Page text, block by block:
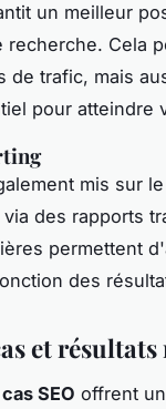
un meilleur
recherche. Cela
de trafic, mais
pour atteindre
mis sur le
via des rapports
permettent
des
et résultats
SEO offrent